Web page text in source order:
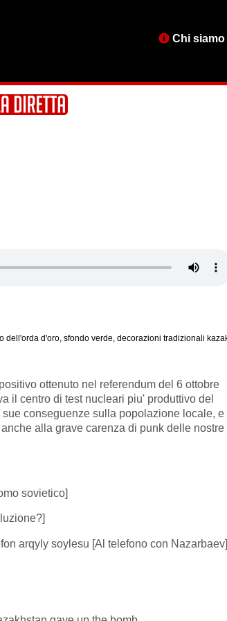
MenuChi siamo
ottenuto nel referendum del 6 ottobre
il centro di test nucleari piu' produttivo del
conseguenze sulla popolazione locale, e
alla grave carenza di punk delle nostre
sovietico]
arqyly soylesu [Al telefono con Nazarbaev]